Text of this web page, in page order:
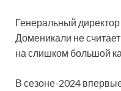
Генеральный
Доменикали не
на слишком большой
В сезоне-2024